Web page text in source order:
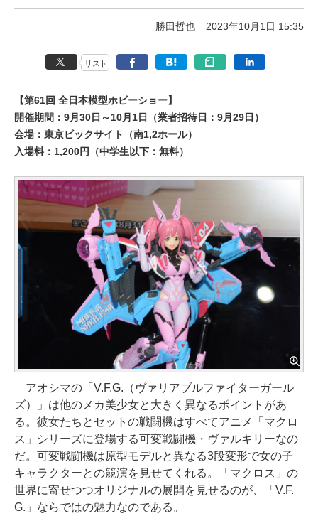
勝田哲也 2023年10月1日 15:35
リスト
【第61回 全日本模型ホビーショー】
開催期間：9月30日～10月1日（業者招待日：9月29日）
会場：東京ビックサイト（南1,2ホール）
入場料：1,200円（中学生以下：無料）
アオシマの「V.F.G.（ヴァリアブルファイターガール
ズ）」は他のメカ美少女と大きく異なるポイントがあ
る。彼女たちとセットの戦闘機はすべてアニメ「マクロ
ス」シリーズに登場する可変戦闘機・ヴァルキリーなの
だ。可変戦闘機は原型モデルと異なる3段変形で女の子
キャラクターとの競演を見せてくれる。「マクロス」の
世界に寄せつつオリジナルの展開を見せるのが、「V.F.
G.」ならではの魅力なのである。